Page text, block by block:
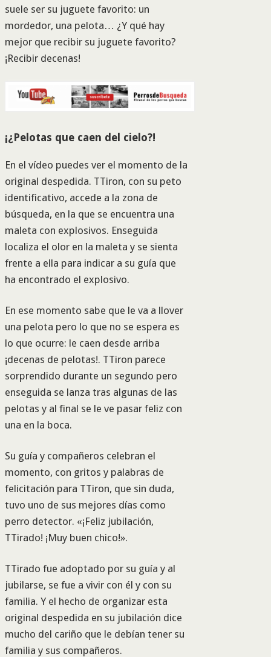
suele ser su juguete favorito: un
mordedor, una pelota… ¿Y qué hay
mejor que recibir su juguete favorito?
¡Recibir decenas!
¡¿Pelotas que caen del cielo?!
En el vídeo puedes ver el momento de la
original despedida. TTiron, con su peto
identificativo, accede a la zona de
búsqueda, en la que se encuentra una
maleta con explosivos. Enseguida
localiza el olor en la maleta y se sienta
frente a ella para indicar a su guía que
ha encontrado el explosivo.
En ese momento sabe que le va a llover
una pelota pero lo que no se espera es
lo que ocurre: le caen desde arriba
¡decenas de pelotas!. TTiron parece
sorprendido durante un segundo pero
enseguida se lanza tras algunas de las
pelotas y al final se le ve pasar feliz con
una en la boca.
Su guía y compañeros celebran el
momento, con gritos y palabras de
felicitación para TTiron, que sin duda,
tuvo uno de sus mejores días como
perro detector. «¡Feliz jubilación,
TTirado! ¡Muy buen chico!».
TTirado fue adoptado por su guía y al
jubilarse, se fue a vivir con él y con su
familia. Y el hecho de organizar esta
original despedida en su jubilación dice
mucho del cariño que le debían tener su
familia y sus compañeros.